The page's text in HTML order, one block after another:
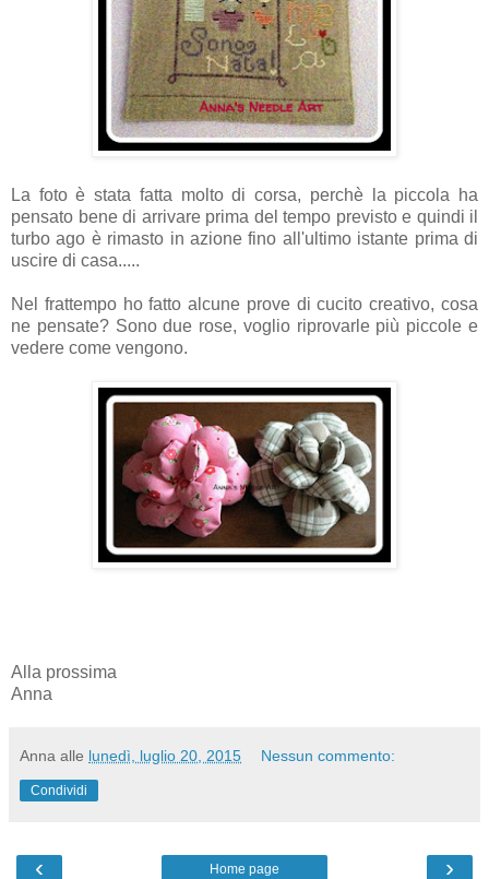
La foto è stata fatta molto di corsa, perchè la piccola ha
pensato bene di arrivare prima del tempo previsto e quindi il
turbo ago è rimasto in azione fino all'ultimo istante prima di
uscire di casa.....
Nel frattempo ho fatto alcune prove di cucito creativo, cosa
ne pensate? Sono due rose, voglio riprovarle più piccole e
vedere come vengono.
Alla prossima
Anna
Anna alle lunedì, luglio 20, 2015 Nessun commento:
Condividi
‹ ›
Home page